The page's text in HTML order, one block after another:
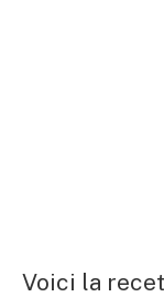
Voici la